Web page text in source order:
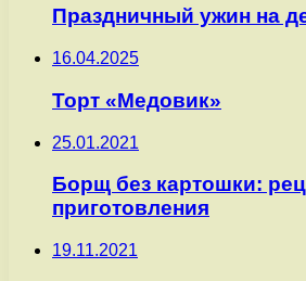
Праздничный ужин на
16.04.2025
Торт «Медовик»
25.01.2021
Борщ без картошки:
приготовления
19.11.2021